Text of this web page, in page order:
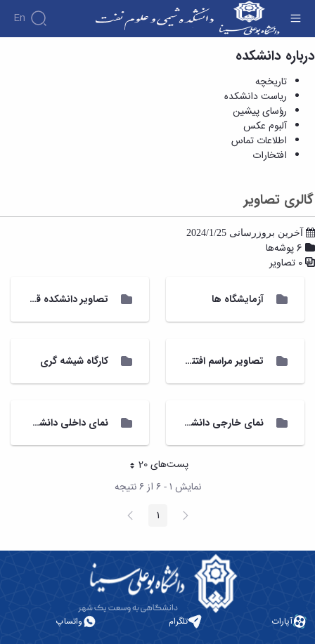
En
گالری تصاویر - آلبوم عکس - دانشکده شیمی و
علوم نفت
درباره دانشکده
تاریخچه
ریاست دانشکده
رؤسای پیشین
آلبوم عکس
اطلاعات تماس
افتخارات
گالری تصاویر
آخرین بروزرسانی 2024/1/25
6 پوشه‌ها
0 تصاویر
آزمایشگاه ها تصاویر دانشکده قدیم
تصاویر مراسم افتتاحیه دانشکده شیمی و علوم نفت کارگاه شیشه گری
نمای خارجی دانشکده شیمی و علوم نفت نمای داخلی دانشکده شیمی و علوم نفت
پست‌‌های 20هر صفحه
نمایش ۱ - ۶ از ۶ نتیجه
پیغام
قبلی صفحه1 صفحه
بعد
آپارات تلگرام واتساپ